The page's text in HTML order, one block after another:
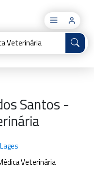
×
Santos -
Veterinária